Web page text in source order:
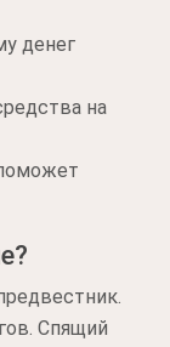
денег
на
Спящий